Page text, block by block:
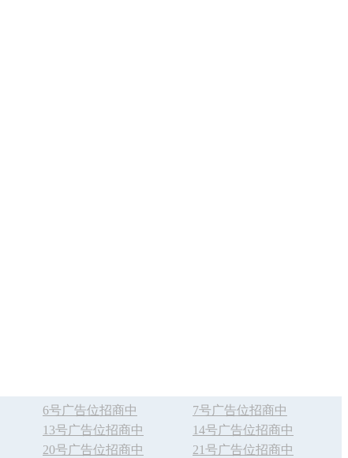
6号广告位招商中
7号广告位招商中
13号广告位招商中
14号广告位招商中
20号广告位招商中
21号广告位招商中